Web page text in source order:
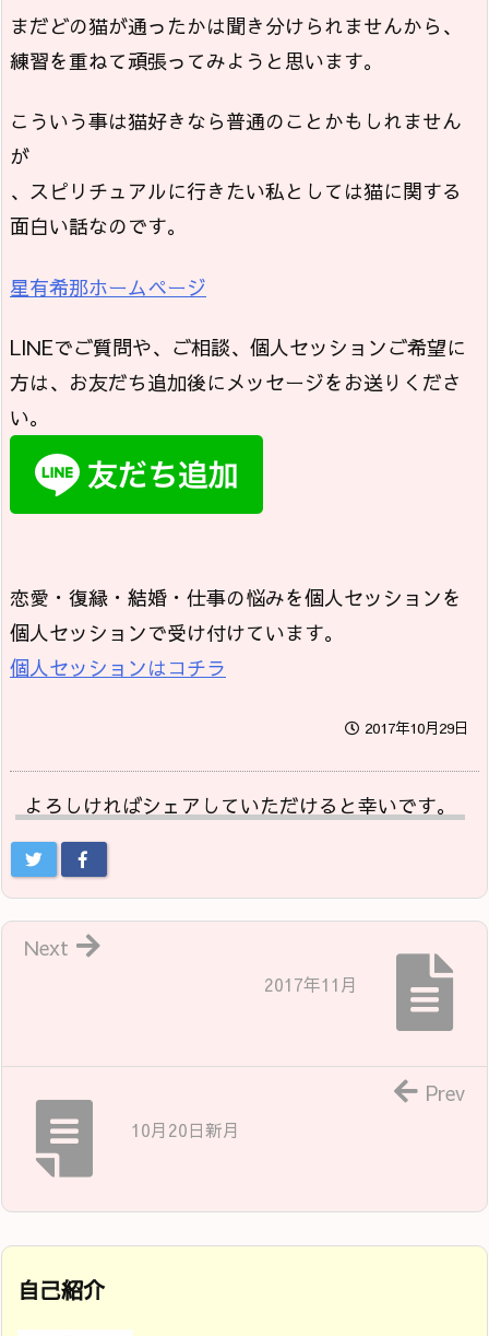
まだどの猫が通ったかは聞き分けられませんから、
練習を重ねて頑張ってみようと思います。
こういう事は猫好きなら普通のことかもしれません
が
、スピリチュアルに行きたい私としては猫に関する
面白い話なのです。
星有希那ホームページ
LINEでご質問や、ご相談、個人セッションご希望に
方は、お友だち追加後にメッセージをお送りくださ
い。
恋愛・復縁・結婚・仕事の悩みを個人セッションを
個人セッションで受け付けています。
個人セッションはコチラ
2017年10月29日
よろしければシェアしていただけると幸いです。
2017年11月
Next
10月20日新月
Prev
自己紹介